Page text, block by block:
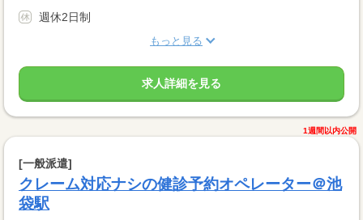
週休2日制
もっと見る
求人詳細を見る
1週間以内公開
[一般派遣]
クレーム対応ナシの健診予約オペレーター＠池
袋駅